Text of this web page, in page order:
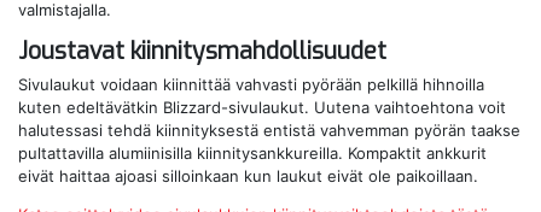
valmistajalla.
Joustavat kiinnitysmahdollisuudet
Sivulaukut voidaan kiinnittää vahvasti pyörään pelkillä hihnoilla
kuten edeltävätkin Blizzard-sivulaukut. Uutena vaihtoehtona voit
halutessasi tehdä kiinnityksestä entistä vahvemman pyörän taakse
pultattavilla alumiinisilla kiinnitysankkureilla. Kompaktit ankkurit
eivät haittaa ajoasi silloinkaan kun laukut eivät ole paikoillaan.